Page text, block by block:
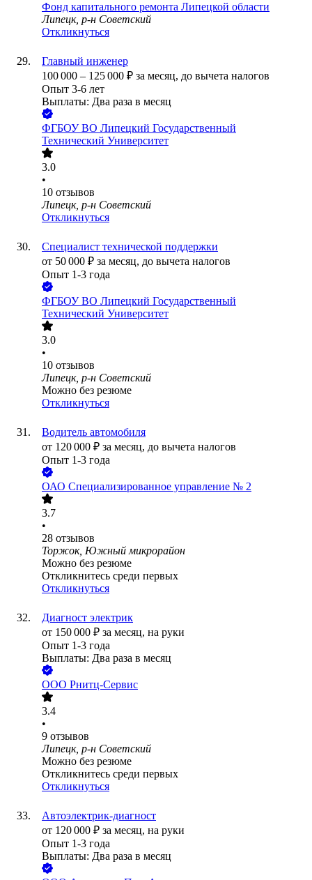
Фонд капитального ремонта Липецкой области
Липецк, р-н Советский
Откликнуться
Главный инженер
100 000 – 125 000 ₽ за месяц, до вычета налогов
Опыт 3-6 лет
Выплаты: Два раза в месяц
ФГБОУ ВО Липецкий Государственный
Технический Университет
3.0
•
10 отзывов
Липецк, р-н Советский
Откликнуться
Специалист технической поддержки
от 50 000 ₽ за месяц, до вычета налогов
Опыт 1-3 года
ФГБОУ ВО Липецкий Государственный
Технический Университет
3.0
•
10 отзывов
Липецк, р-н Советский
Можно без резюме
Откликнуться
Водитель автомобиля
от 120 000 ₽ за месяц, до вычета налогов
Опыт 1-3 года
ОАО Специализированное управление № 2
3.7
•
28 отзывов
Торжок, Южный микрорайон
Можно без резюме
Откликнитесь среди первых
Откликнуться
Диагност электрик
от 150 000 ₽ за месяц, на руки
Опыт 1-3 года
Выплаты: Два раза в месяц
ООО Рнитц-Сервис
3.4
•
9 отзывов
Липецк, р-н Советский
Можно без резюме
Откликнитесь среди первых
Откликнуться
Автоэлектрик-диагност
от 120 000 ₽ за месяц, на руки
Опыт 1-3 года
Выплаты: Два раза в месяц